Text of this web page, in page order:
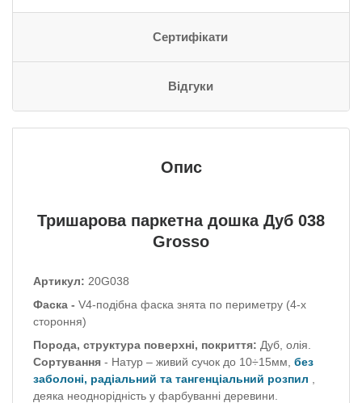
Сертифікати
Відгуки
Опис
Тришарова паркетна дошка Дуб 038
Grosso
Артикул: 20G038
Фаска - V4-подібна фаска знята по периметру (4-х
стороння)
Порода, структура поверхні, покриття: Дуб, олія.
Сортування - Натур – живий сучок до 10÷15мм, без
заболоні, радіальний та тангенціальний розпил
деяка неоднорідність у фарбуванні деревини.